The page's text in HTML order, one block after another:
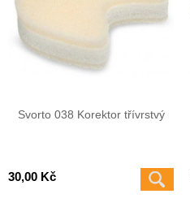
Svorto 038 Korektor třívrstvý
30,00 Kč